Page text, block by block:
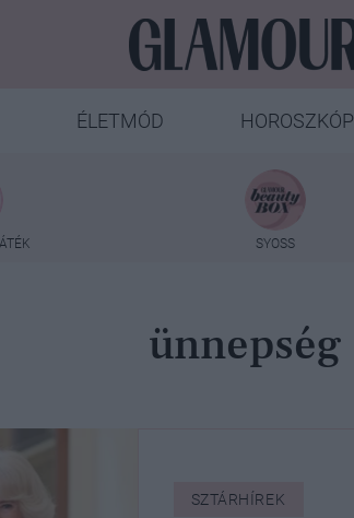
ÉLETMÓD HOROSZKÓP
SYOSS
ünnepség
SZTÁRHÍREK